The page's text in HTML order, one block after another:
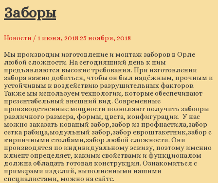
Заборы
Новости / 1 июня, 2018 25 ноября, 2018
Мы производим изготовление и монтаж заборов в Орле
любой сложности. На сегодняшний день к ним
предъявляются высокие требования. При изготовлении
забора важно добиться, чтобы он был надёжным, прочным и
устойчивым к воздействию разрушительных факторов.
Также мы используем технологии, которые обеспечивают
презентабельный внешний вид. Современные
производственные мощности позволяют получить забооры
различного размера, формы, цвета, конфигурации. У нас
можно заказать кованый забор,забор из профнастила,забор
сетка рабица,модульный забор,забор евроштакетник,забор с
кирпичными столбами,забор любой сложности. Они
производятся по индивидуальному эскизу, поэтому именно
клиент определяет, какими свойствами и функционалом
должна обладать готовая конструкция. Ознакомиться с
примерами изделий, выполненными нашими
специалистами, можно на сайте.